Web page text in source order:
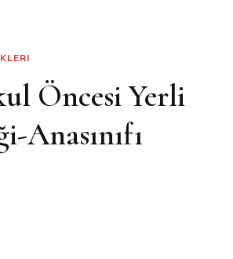
Öncesi Yerli
Anasınıfı